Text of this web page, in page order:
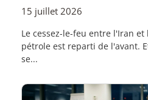
15 juillet 2026
Le cessez-le-feu entre l'Iran et
pétrole est reparti de l'avant.
se...